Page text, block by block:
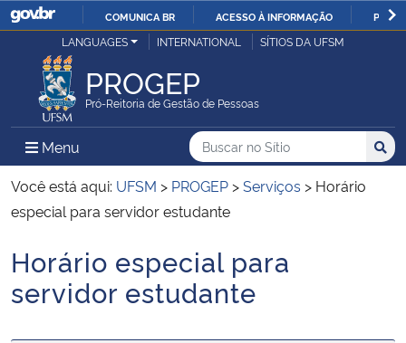
IR
COMUNICA BR ACESSO À INFORMAÇÃO
Ministério da Justiça e Segurança Pública
Ministério da Defesa
Ministério das Relações Exteriores
Ministério da Infraestrutura
LANGUAGES INTERNATIONAL SÍTIOS DA UFSM
PROGEP
Pró-Reitoria de Gestão de Pessoas
Menu Menu Principal do Sítio
Busca
Buscar no no Sítio
Busca:
Você está aqui: UFSM > PROGEP >Serviços > Horário
especial para servidor estudante
Início do conteúdo
Horário especial para
servidor estudante